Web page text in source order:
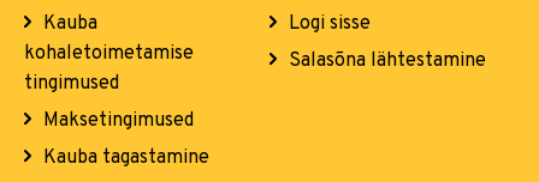
Kauba
kohaletoimetamise
tingimused
Maksetingimused
Kauba tagastamine
Logi sisse
Salasõna lähtestamine